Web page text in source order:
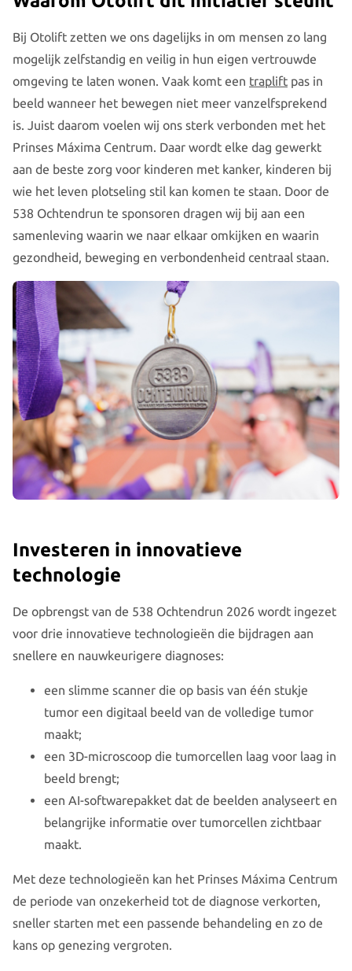
Bij Otolift zetten we ons dagelijks in om mensen zo lang
mogelijk zelfstandig en veilig in hun eigen vertrouwde
omgeving te laten wonen. Vaak komt een traplift pas in
beeld wanneer het bewegen niet meer vanzelfsprekend
is. Juist daarom voelen wij ons sterk verbonden met het
Prinses Máxima Centrum. Daar wordt elke dag gewerkt
aan de beste zorg voor kinderen met kanker, kinderen bij
wie het leven plotseling stil kan komen te staan. Door de
538 Ochtendrun te sponsoren dragen wij bij aan een
samenleving waarin we naar elkaar omkijken en waarin
gezondheid, beweging en verbondenheid centraal staan.
Investeren in innovatieve
technologie
De opbrengst van de 538 Ochtendrun 2026 wordt ingezet
voor drie innovatieve technologieën die bijdragen aan
snellere en nauwkeurigere diagnoses:
een slimme scanner die op basis van één stukje
tumor een digitaal beeld van de volledige tumor
maakt;
een 3D-microscoop die tumorcellen laag voor laag in
beeld brengt;
een AI-softwarepakket dat de beelden analyseert en
belangrijke informatie over tumorcellen zichtbaar
maakt.
Met deze technologieën kan het Prinses Máxima Centrum
de periode van onzekerheid tot de diagnose verkorten,
sneller starten met een passende behandeling en zo de
kans op genezing vergroten.